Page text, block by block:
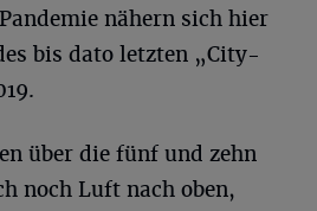
nähern sich hier
bis dato letzten „City-
über die fünf und zehn
noch Luft nach oben,